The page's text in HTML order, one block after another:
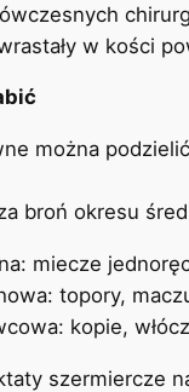
w kości
można
broń okresu
miecze
topory,
kopie,
szermiercze